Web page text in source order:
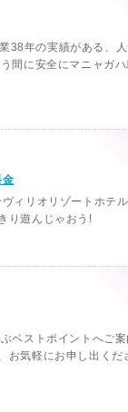
年の実績がある、人
間に安全にマニャガハ
リオリゾートホテル
り遊んじゃおう!
ベストポイントへご
お気軽にお申し出くだ